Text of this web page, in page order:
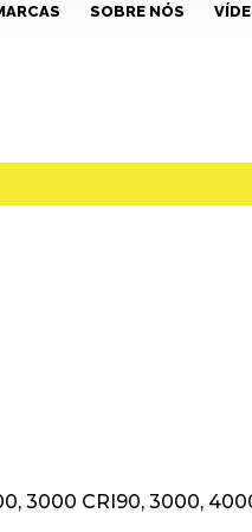
SOBRE NÓS
3000 CRI90, 3000,